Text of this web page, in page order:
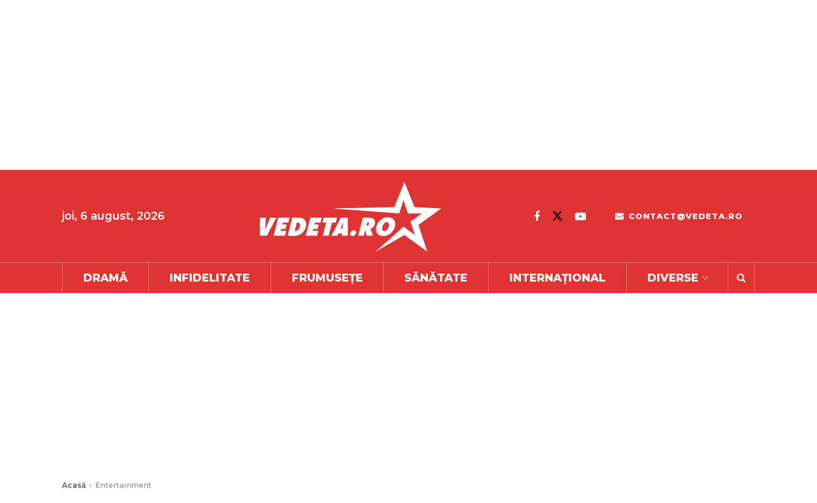
joi, 6 august, 2026 CONTACT@VEDETA.RO
DRAMĂ INFIDELITATE FRUMUSEȚE SĂNĂTATE INTERNAȚIONAL DIVERSE
Acasă Entertainment